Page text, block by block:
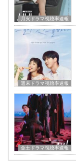
月火ドラマ視聴率速報
週末ドラマ視聴率速報
金土ドラマ視聴率速報